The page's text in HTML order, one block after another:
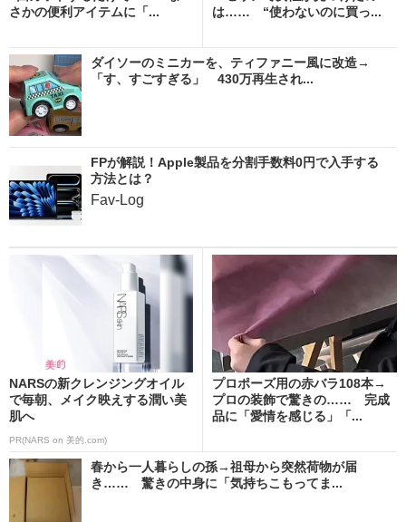
さかの便利アイテムに「...
は…… “使わないのに買っ...
ダイソーのミニカーを、ティファニー風に改造→
「す、すごすぎる」 430万再生され...
FPが解説！Apple製品を分割手数料0円で入手する
方法とは？
Fav-Log
NARSの新クレンジングオイル
で毎朝、メイク映えする潤い美
肌へ
PR(NARS on 美的.com)
プロポーズ用の赤バラ108本→
プロの装飾で驚きの…… 完成
品に「愛情を感じる」「...
春から一人暮らしの孫→祖母から突然荷物が届
き…… 驚きの中身に「気持ちこもってま...